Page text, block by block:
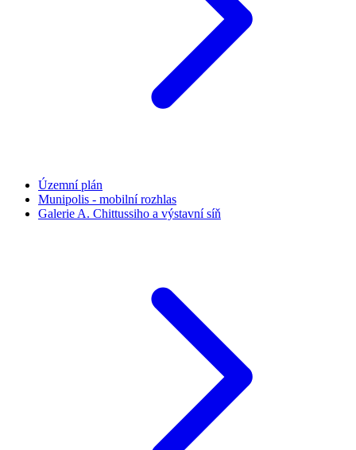
Územní plán
Munipolis - mobilní rozhlas
Galerie A. Chittussiho a výstavní síň